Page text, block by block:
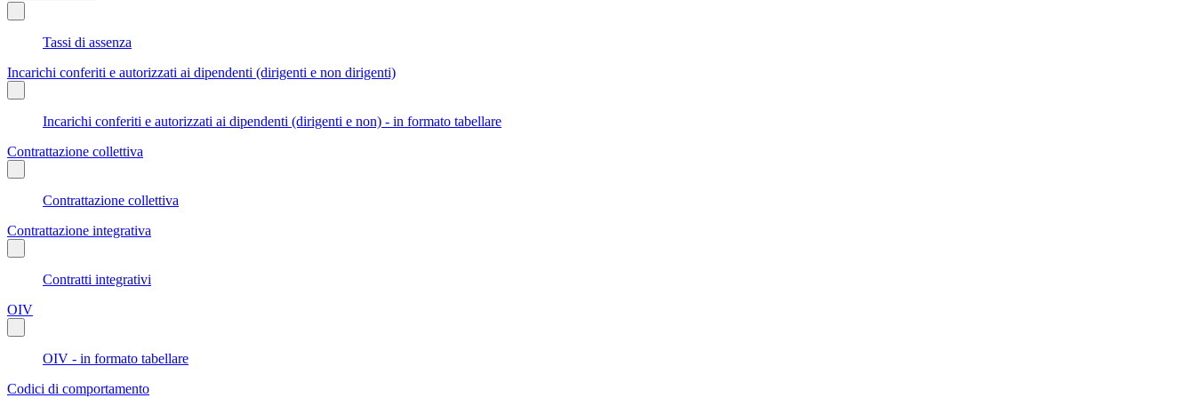
Tassi di assenza
Incarichi conferiti e autorizzati ai dipendenti (dirigenti e non dirigenti)
Incarichi conferiti e autorizzati ai dipendenti (dirigenti e non) - in formato tabellare
Contrattazione collettiva
Contrattazione collettiva
Contrattazione integrativa
Contratti integrativi
OIV
OIV - in formato tabellare
Codici di comportamento